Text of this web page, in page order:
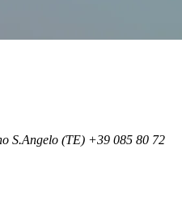
S.Angelo (TE) +39 085 80 72